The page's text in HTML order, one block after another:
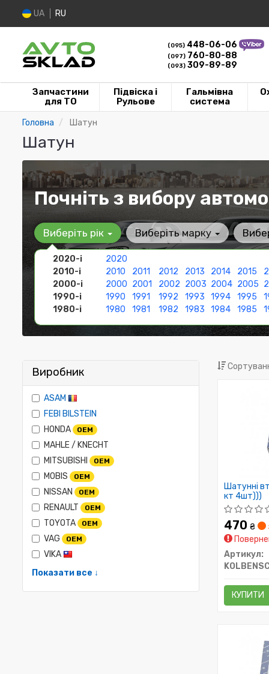
UA RU
(095) 448-06-06
(097) 760-80-88
(093) 309-89-89
Запчастини
для ТО
Підвіска і
Рульове
Гальмівна
система
Головна Шатун
Шатун
Почніть з вибору
Виберіть рік
2020-і
2020
2010-і
2010 2011 2012 2013 2014 2015
2000-і
2000 2001 2002 2003 2004 2005
1990-і
1990 1991 1992 1993 1994 1995
1980-і
1980 1981 1982 1983 1984 1985
Виберіть марку
Виробник
ASAM
FEBI BILSTEIN
HONDA
OEM
MAHLE / KNECHT
MITSUBISHI
OEM
MOBIS OEM
NISSAN OEM
RENAULT OEM
TOYOTA OEM
VAG OEM
VIKA
Показати все ↓
Шатунні
кт 4шт)))
470 ₴
Артикул:
КУПИТИ